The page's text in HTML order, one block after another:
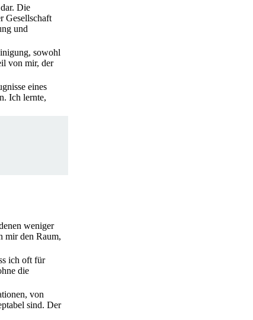
Die
Gesellschaft
und
sowohl
von mir, der
eines
Ich lernte,
weniger
mir den Raum,
ich oft für
die
von
sind. Der